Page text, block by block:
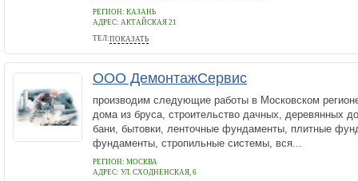
РЕГИОН: КАЗАНЬ
АДРЕС: АКТАЙСКАЯ 21
ТЕЛ:ПОКАЗАТЬ
8(843)562-17-89,8-9178-999-409
ООО ДемонтажСервис
производим следующие работы в Московском
дома из бруса, строительство дачных, деревянных
бани, бытовки, ленточные фундаменты, плитные
фундаменты, стропильные системы, вся...
РЕГИОН: МОСКВА
АДРЕС: УЛ. СХОДНЕНСКАЯ, 6